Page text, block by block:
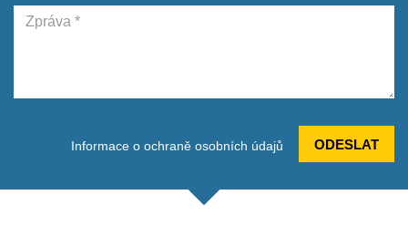
Informace o ochraně osobních údajů ODESLAT